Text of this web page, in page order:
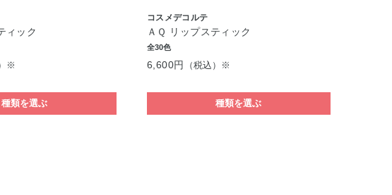
ィック
※
種類を選ぶ
コスメデコルテ
ＡＱ リップスティック
全30色
6,600円 （税込）※
種類を選ぶ